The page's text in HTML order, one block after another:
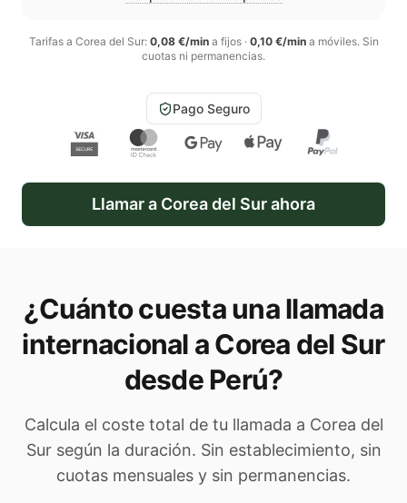
Tarifas a Corea del Sur: 0,08 €/mina fijos· 0,10 €/mina móviles. Sin
cuotas ni permanencias.
Pago Seguro
Llamar a Corea del Surahora
¿Cuánto cuesta una llamada
internacional aCorea del Sur
desde Perú?
Calcula el coste total de tu llamada a Corea del
Sursegún la duración. Sin establecimiento, sin
cuotas mensuales y sin permanencias.